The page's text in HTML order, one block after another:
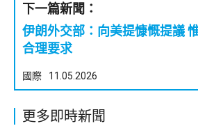
下一篇新聞：
伊朗外交部：向美提慷慨提議 惟美堅持不
合理要求
國際 11.05.2026
更多即時新聞